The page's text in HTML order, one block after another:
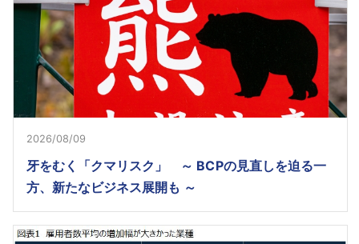
2026/08/09
牙をむく「クマリスク」 ～ BCPの見直しを迫る一
方、新たなビジネス展開も ～